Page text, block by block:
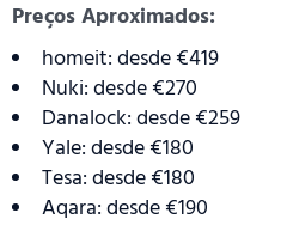
Preços Aproximados:
homeit: desde €419
Nuki: desde €270
Danalock: desde €259
Yale: desde €180
Tesa: desde €180
Aqara: desde €190